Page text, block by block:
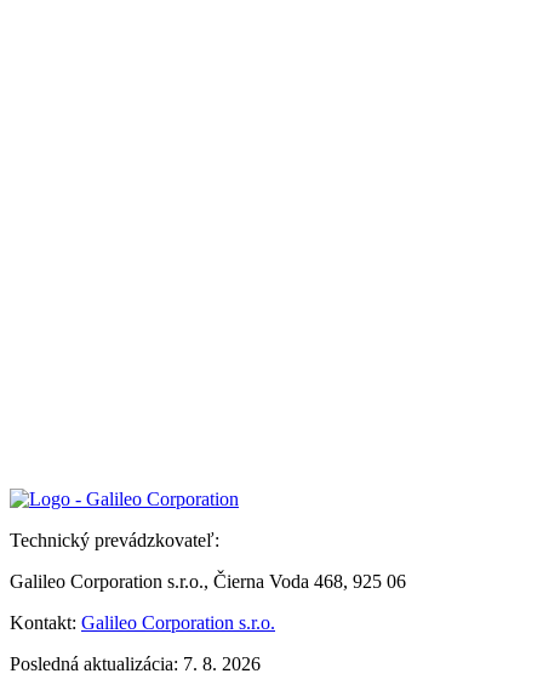
Technický prevádzkovateľ:
Galileo Corporation s.r.o., Čierna Voda 468, 925 06
Kontakt: Galileo Corporation s.r.o.
Posledná aktualizácia: 7. 8. 2026